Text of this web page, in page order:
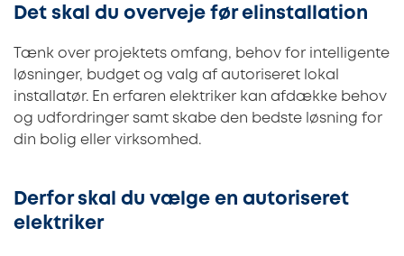
Det skal du overveje før elinstallation
Tænk over projektets omfang, behov for intelligente
løsninger, budget og valg af autoriseret lokal
installatør. En erfaren elektriker kan afdække behov
og udfordringer samt skabe den bedste løsning for
din bolig eller virksomhed.
Derfor skal du vælge en autoriseret
elektriker